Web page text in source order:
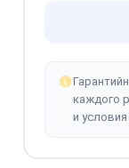
каждого
и